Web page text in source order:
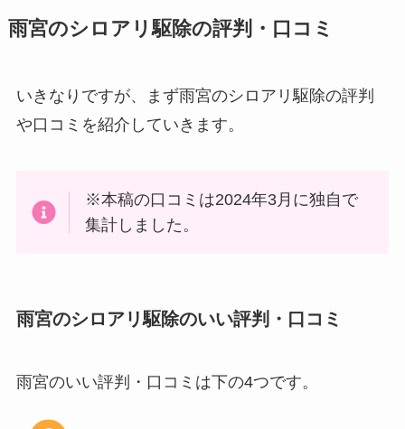
雨宮のシロアリ駆除の評判・口コミ
いきなりですが、まず雨宮のシロアリ駆除の評判
や口コミを紹介していきます。
※本稿の口コミは2024年3月に独自で
集計しました。
雨宮のシロアリ駆除のいい評判・口コミ
雨宮のいい評判・口コミは下の4つです。